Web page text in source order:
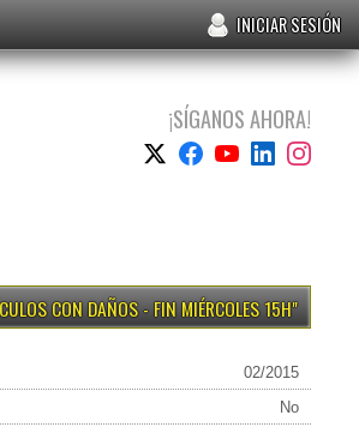
INICIAR SESIÓN
¡SÍGANOS AHORA!
CON DAÑOS - FIN MIÉRCOLES 15H
02/2015
No